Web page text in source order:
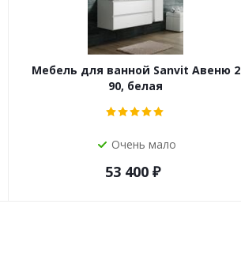
Мебель для ванной Sanvit Авеню 2
90, белая
Очень мало
53 400 ₽